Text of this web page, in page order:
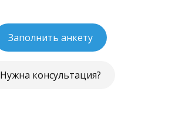
Заполнить анкету
Нужна консультация?